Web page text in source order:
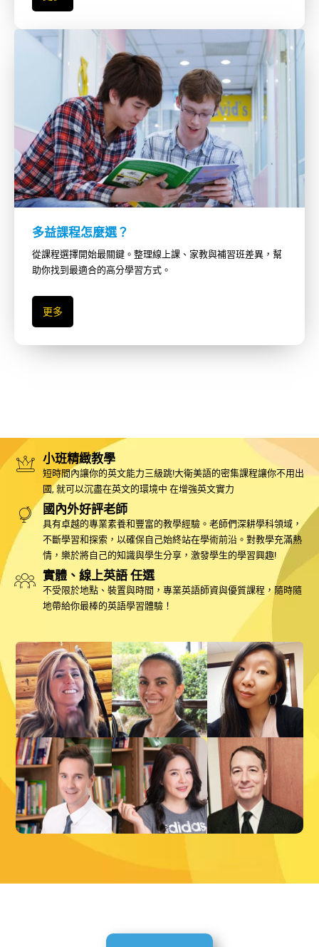
多益課程怎麼選？
從課程選擇開始最關鍵。整理線上課、家教與補習班差異，幫
助你找到最適合的高分學習方式。
更多
小班精緻教學
短時間內讓你的英文能力三級跳!大衛美語的密集課程讓你不用出
國, 就可以沉盡在英文的環境中 在增強英文實力
國內外好評老師
具有卓越的專業素養和豐富的教學經驗。老師們深耕學科領域，
不斷學習和探索，以確保自己始終站在學術前沿。對教學充滿熱
情，樂於將自己的知識與學生分享，激發學生的學習興趣!
實體、線上英語 任選
不受限於地點、裝置與時間，專業英語師資與優質課程，隨時隨
地帶給你最棒的英語學習體驗！